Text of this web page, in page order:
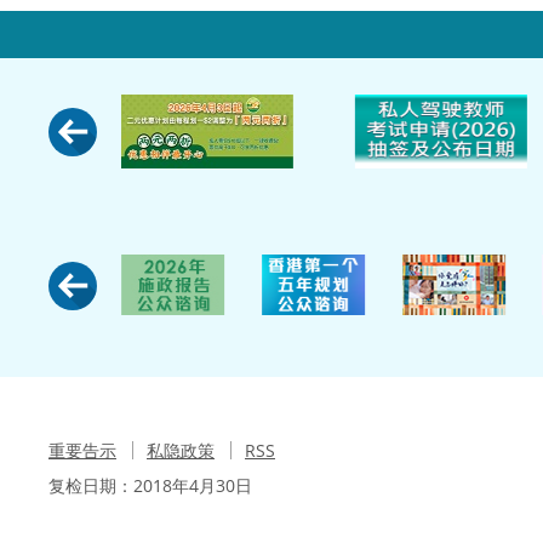
重要告示 私隐政策
RSS
复检日期： 2018年4月30日